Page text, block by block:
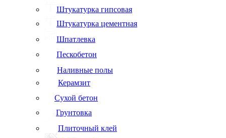
Штукатурка гипсовая
Штукатурка цементная
Шпатлевка
Пескобетон
Наливные полы
Керамзит
Сухой бетон
Грунтовка
Плиточный клей